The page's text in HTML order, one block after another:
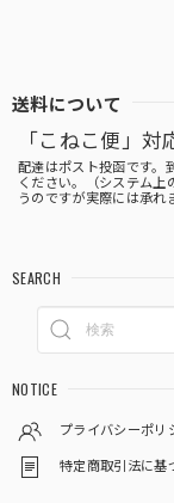
送料について
「こねこ便」対
配達はポスト投函です。
ください。（システム上
うのですが実際には承れ
SEARCH
NOTICE
プライバシーポリ
特定商取引法に基